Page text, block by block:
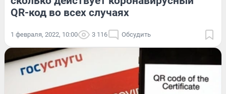
QR-код во всех случаях
1 февраля, 2022, 10:00 3 116 Обсудить